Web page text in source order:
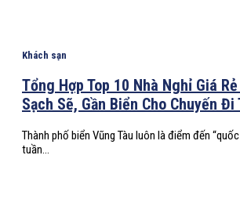
Khách sạn
Tổng Hợp Top 10 Nhà Nghỉ Giá
Sạch Sẽ, Gần Biển Cho Chuyến
Thành phố biển Vũng Tàu luôn là điểm đến
tuần...